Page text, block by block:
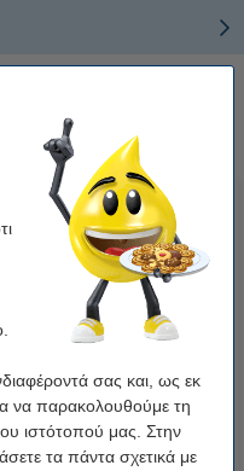
σας και, ως εκ
να παρακολουθούμε τη
ιστότοπού μας. Στην
τα πάντα σχετικά με
Ενσύρματο Ποντίκι Logitech
M90
6,90 € Συμπ. 24% ΦΠΑ